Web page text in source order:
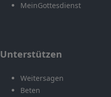
MeinGottesdienst
Unterstützen
Weitersagen
Beten